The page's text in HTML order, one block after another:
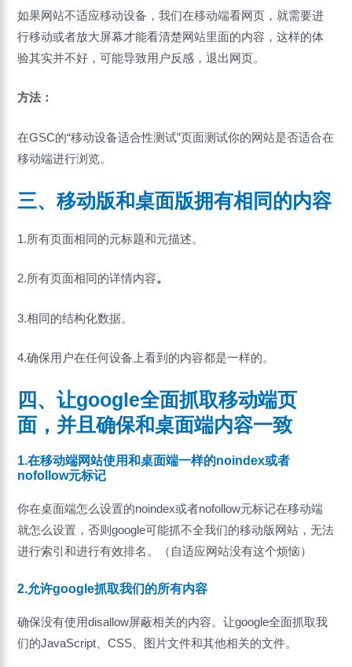
如果网站不适应移动设备，我们在移动端看网页，就需要进
行移动或者放大屏幕才能看清楚网站里面的内容，这样的体
验其实并不好，可能导致用户反感，退出网页。
方法：
在GSC的“移动设备适合性测试”页面测试你的网站是否适合在
移动端进行浏览。
三、移动版和桌面版拥有相同的内容
1.所有页面相同的元标题和元描述。
2.所有页面相同的详情内容。
3.相同的结构化数据。
4.确保用户在任何设备上看到的内容都是一样的。
四、让google全面抓取移动端页
面，并且确保和桌面端内容一致
1.在移动端网站使用和桌面端一样的noindex或者
nofollow元标记
你在桌面端怎么设置的noindex或者nofollow元标记在移动端
就怎么设置，否则google可能抓不全我们的移动版网站，无法
进行索引和进行有效排名。（自适应网站没有这个烦恼）
2.允许google抓取我们的所有内容
确保没有使用disallow屏蔽相关的内容。让google全面抓取我
们的JavaScript、CSS、图片文件和其他相关的文件。